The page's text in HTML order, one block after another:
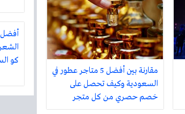
مقارنة بين أفضل 5 متاجر عطور في
السعودية وكيف تحصل على
خصم حصري من كل متجر
كو